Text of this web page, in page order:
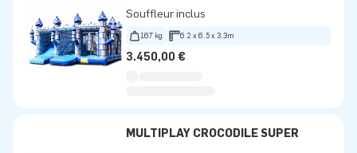
Souffleur inclus
167 kg 6.2 x 6.5 x 3.3m
3.450,00 €
MULTIPLAY CROCODILE SUPER